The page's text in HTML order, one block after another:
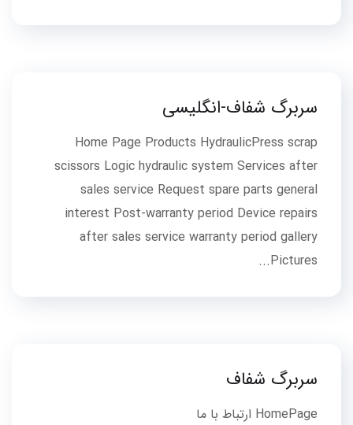
سربرگ شفاف-انگلیسی
Home Page Products HydraulicPress scrap
scissors Logic hydraulic system Services after
sales service Request spare parts general
interest Post-warranty period Device repairs
after sales service warranty period gallery
Pictures...
سربرگ شفاف
HomePage ارتباط با ما